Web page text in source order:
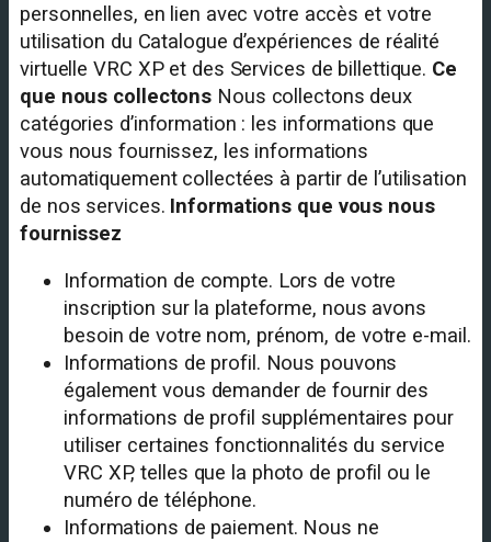
personnelles, en lien avec votre accès et votre
utilisation du Catalogue d’expériences de réalité
virtuelle VRC XP et des Services de billettique. Ce
que nous collectons Nous collectons deux
catégories d’information : les informations que
vous nous fournissez, les informations
automatiquement collectées à partir de l’utilisation
de nos services. Informations que vous nous
fournissez
Information de compte. Lors de votre
inscription sur la plateforme, nous avons
besoin de votre nom, prénom, de votre e-mail.
Informations de profil. Nous pouvons
également vous demander de fournir des
informations de profil supplémentaires pour
utiliser certaines fonctionnalités du service
VRC XP, telles que la photo de profil ou le
numéro de téléphone.
Informations de paiement. Nous ne